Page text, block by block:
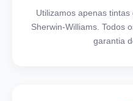
Utilizamos apenas
Sherwin-Williams. Todos
garantia